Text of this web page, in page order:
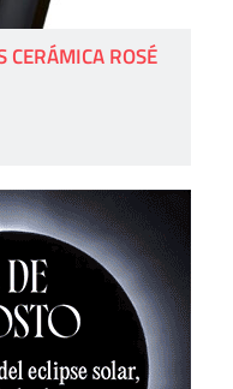
CERÁMICA ROSÉ